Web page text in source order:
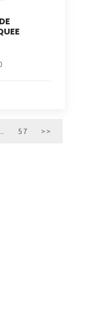
57 >>